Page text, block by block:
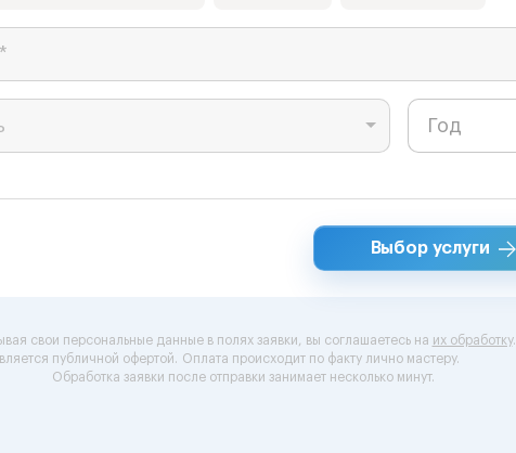
Выбор услуги
свои персональные данные в полях заявки, вы соглашаетесь на их обработку.
публичной офертой. Оплата происходит по факту лично мастеру.
Обработка заявки после отправки занимает несколько минут.